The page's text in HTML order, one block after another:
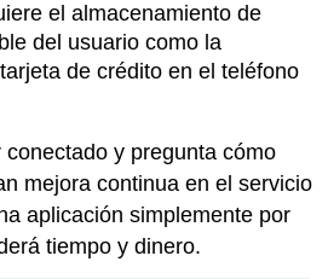
el almacenamiento de
del usuario como la
de crédito en el teléfono
y pregunta cómo
mejora continua en el servicio
aplicación simplemente por
tiempo y dinero.